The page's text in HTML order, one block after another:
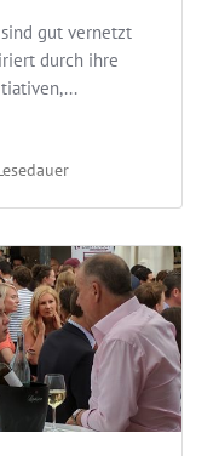
gut vernetzt
durch ihre